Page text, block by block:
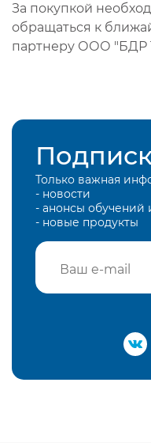
За покупкой
обращаться к
партнеру ООО "БДР
Только важная
- новости
- анонсы обучений
- новые продукты
Подтвердить e-